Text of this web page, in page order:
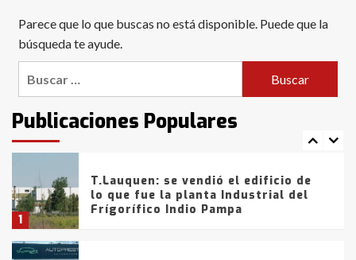
Parece que lo que buscas no está disponible. Puede que la
búsqueda te ayude.
Publicaciones Populares
6
con lluvias y heladas, en gran parte
de la provincia
intentaron evadir a la Policía
fueron detenidos por
comercialización de drogas en la
tarde del sábado
1
T.Lauquen: se vendió el edificio de
lo que fue la planta Industrial del
Frígorífico Indio Pampa